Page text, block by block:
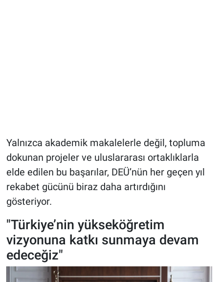
Yalnızca akademik makalelerle değil, topluma
dokunan projeler ve uluslararası ortaklıklarla
elde edilen bu başarılar, DEÜ’nün her geçen yıl
rekabet gücünü biraz daha artırdığını
gösteriyor.
"Türkiye’nin yükseköğretim
vizyonuna katkı sunmaya devam
edeceğiz"